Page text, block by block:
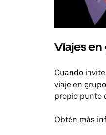
Viajes
Cuando
viaje en
propio punto
Obtén más